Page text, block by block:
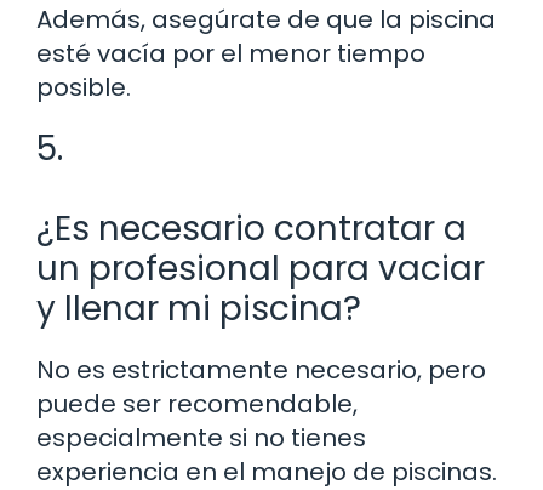
Además, asegúrate de que la piscina
esté vacía por el menor tiempo
posible.
5.
¿Es necesario contratar a
un profesional para vaciar
y llenar mi piscina?
No es estrictamente necesario, pero
puede ser recomendable,
especialmente si no tienes
experiencia en el manejo de piscinas.